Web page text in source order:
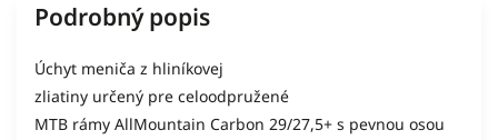
Podrobný popis
Úchyt meniča z hliníkovej
zliatiny určený pre celoodpružené
MTB rámy AllMountain Carbon 29/27,5+ s pevnou osou